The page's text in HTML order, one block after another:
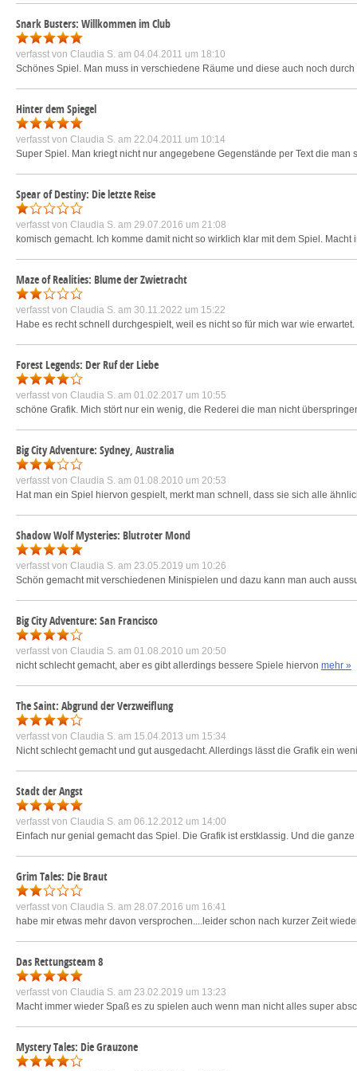
Snark Busters: Willkommen im Club
verfasst von Claudia S. am 04.04.2011 um 18:10
Schönes Spiel. Man muss in verschiedene Räume und diese auch noch
Hinter dem Spiegel
verfasst von Claudia S. am 22.04.2011 um 10:14
Super Spiel. Man kriegt nicht nur angegebene Gegenstände per Text die
Spear of Destiny: Die letzte Reise
verfasst von Claudia S. am 29.07.2016 um 21:08
komisch gemacht. Ich komme damit nicht so wirklich klar mit dem Spiel.
Maze of Realities: Blume der Zwietracht
verfasst von Claudia S. am 30.11.2022 um 15:22
Habe es recht schnell durchgespielt, weil es nicht so für mich war wie
Forest Legends: Der Ruf der Liebe
verfasst von Claudia S. am 01.02.2017 um 10:55
schöne Grafik. Mich stört nur ein wenig, die Rederei die man nicht
Big City Adventure: Sydney, Australia
verfasst von Claudia S. am 01.08.2010 um 20:53
Hat man ein Spiel hiervon gespielt, merkt man schnell, dass sie sich alle
Shadow Wolf Mysteries: Blutroter Mond
verfasst von Claudia S. am 23.05.2019 um 10:26
Schön gemacht mit verschiedenen Minispielen und dazu kann man auch
Big City Adventure: San Francisco
verfasst von Claudia S. am 01.08.2010 um 20:50
nicht schlecht gemacht, aber es gibt allerdings bessere Spiele hiervon mehr »
The Saint: Abgrund der Verzweiflung
verfasst von Claudia S. am 15.04.2013 um 15:34
Nicht schlecht gemacht und gut ausgedacht. Allerdings lässt die Grafik ein
Stadt der Angst
verfasst von Claudia S. am 06.12.2012 um 14:00
Einfach nur genial gemacht das Spiel. Die Grafik ist erstklassig. Und die
Grim Tales: Die Braut
verfasst von Claudia S. am 28.07.2016 um 16:41
habe mir etwas mehr davon versprochen....leider schon nach kurzer Zeit
Das Rettungsteam 8
verfasst von Claudia S. am 23.02.2019 um 13:23
Macht immer wieder Spaß es zu spielen auch wenn man nicht alles super
Mystery Tales: Die Grauzone